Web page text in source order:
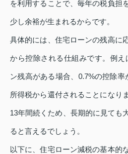
を利用することで、毎年の税負担
少し余裕が生まれるからです。
具体的には、住宅ローンの残高に
から控除される仕組みです。例え
ン残高がある場合、0.7%の控除
所得税から還付されることになり
13年間続くため、長期的に見ても
ると言えるでしょう。
以下に、住宅ローン減税の基本的